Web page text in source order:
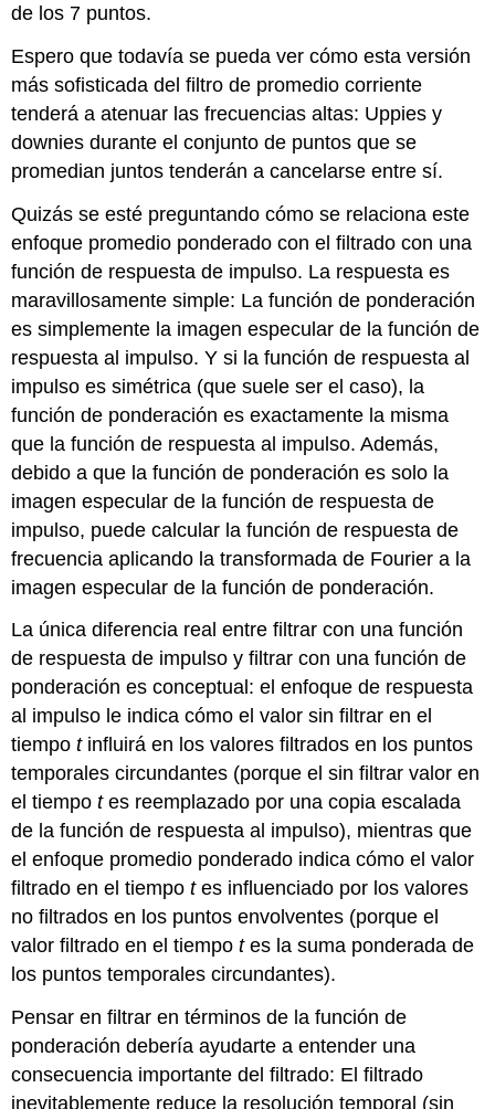
de los 7 puntos.
Espero que todavía se pueda ver cómo esta versión
más sofisticada del filtro de promedio corriente
tenderá a atenuar las frecuencias altas: Uppies y
downies durante el conjunto de puntos que se
promedian juntos tenderán a cancelarse entre sí.
Quizás se esté preguntando cómo se relaciona este
enfoque promedio ponderado con el filtrado con una
función de respuesta de impulso. La respuesta es
maravillosamente simple: La función de ponderación
es simplemente la imagen especular de la función de
respuesta al impulso. Y si la función de respuesta al
impulso es simétrica (que suele ser el caso), la
función de ponderación es exactamente la misma
que la función de respuesta al impulso. Además,
debido a que la función de ponderación es solo la
imagen especular de la función de respuesta de
impulso, puede calcular la función de respuesta de
frecuencia aplicando la transformada de Fourier a la
imagen especular de la función de ponderación.
La única diferencia real entre filtrar con una función
de respuesta de impulso y filtrar con una función de
ponderación es conceptual: el enfoque de respuesta
al impulso le indica cómo el valor sin filtrar en el
tiempotinfluirá en los valores filtrados en los puntos
temporales circundantes (porque el sin filtrar valor en
el tiempotes reemplazado por una copia escalada
de la función de respuesta al impulso), mientras que
el enfoque promedio ponderado indica cómo el valor
filtrado en el tiempotes influenciado por los valores
no filtrados en los puntos envolventes (porque el
valor filtrado en el tiempotes la suma ponderada de
los puntos temporales circundantes).
Pensar en filtrar en términos de la función de
ponderación debería ayudarte a entender una
consecuencia importante del filtrado: El filtrado
inevitablemente reduce la resolución temporal (sin